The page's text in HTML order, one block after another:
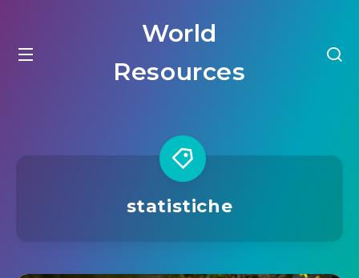
World
Resources
statistiche